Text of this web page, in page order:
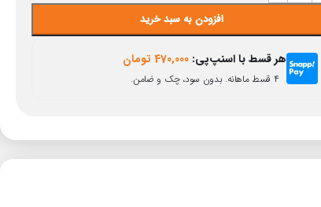
افزودن به سبد خرید
هر قسط با اسنپ‌پی: 470,000 تومان
۴ قسط ماهانه. بدون سود، چک و ضامن.